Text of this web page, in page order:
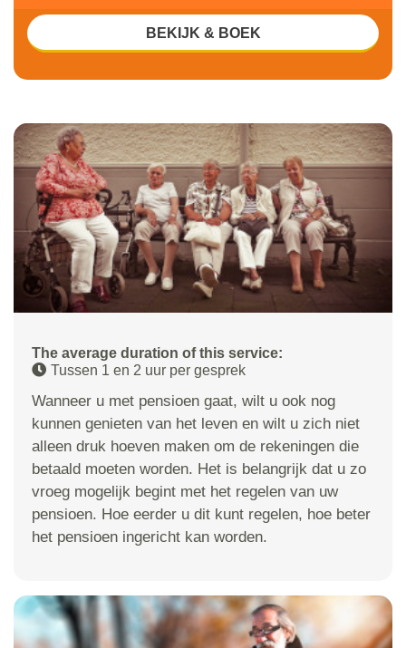
The average duration of this service:
Tussen 1 en 2 uur per gesprek
Wanneer u met pensioen gaat, wilt u ook nog
kunnen genieten van het leven en wilt u zich niet
alleen druk hoeven maken om de rekeningen die
betaald moeten worden. Het is belangrijk dat u zo
vroeg mogelijk begint met het regelen van uw
pensioen. Hoe eerder u dit kunt regelen, hoe beter
het pensioen ingericht kan worden.
BEKIJK & BOEK